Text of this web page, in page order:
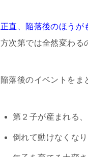
正直、陥落後のほうが
方次第では全然変わる
陥落後のイベントをま
第２子が産まれる
倒れて動けなくな